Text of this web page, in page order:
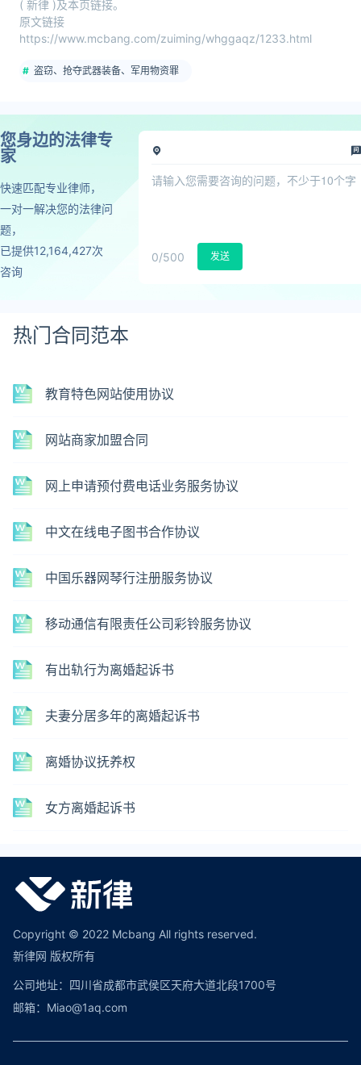
( 新律 )及本页链接。
原文链接
https://www.mcbang.com/zuiming/whggaqz/1233.html
盗窃、抢夺武器装备、军用物资罪
您身边的法律专
家
快速匹配专业律师，
一对一解决您的法律问
题，
已提供12,164,427次
咨询
0/500 发送
热门合同范本
教育特色网站使用协议
网站商家加盟合同
网上申请预付费电话业务服务协议
中文在线电子图书合作协议
中国乐器网琴行注册服务协议
移动通信有限责任公司彩铃服务协议
有出轨行为离婚起诉书
夫妻分居多年的离婚起诉书
离婚协议抚养权
女方离婚起诉书
Copyright © 2022 Mcbang All rights reserved.
新律网 版权所有
公司地址：四川省成都市武侯区天府大道北段1700号
邮箱：Miao@1aq.com